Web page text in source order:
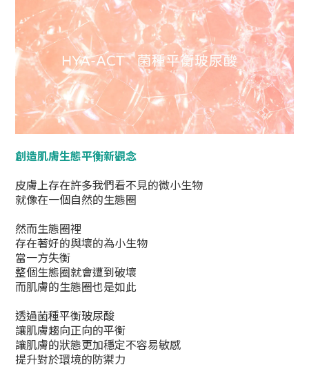
創造肌膚生態平衡新觀念
皮膚上存在許多我們看不見的微小生物
就像在一個自然的生態圈
然而生態圈裡
存在著好的與壞的為小生物
當一方失衡
整個生態圈就會遭到破壞
而肌膚的生態圈也是如此
透過菌種平衡玻尿酸
讓肌膚趨向正向的平衡
讓肌膚的狀態更加穩定不容易敏感
提升對於環境的防禦力